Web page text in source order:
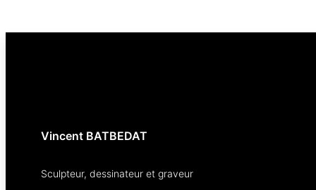
Vincent BATBEDAT
Sculpteur, dessinateur et graveur